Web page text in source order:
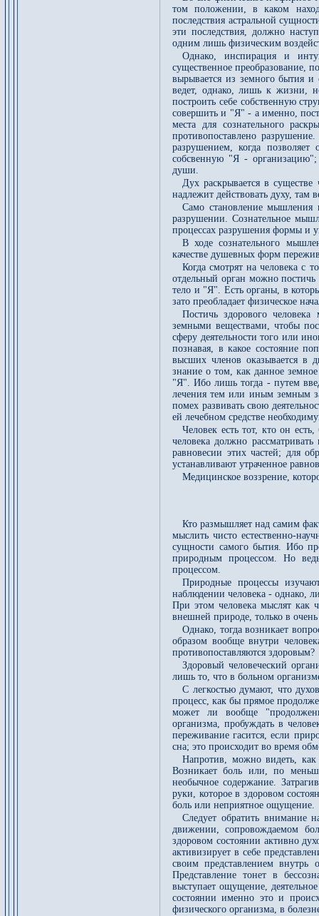
том положении, в каком
последствия астральной
эти последствия, должно
одним лишь физическим
Однако, инспирация и
существенное преобразование,
вырывается из земного бытия и
ведет, однако, лишь к жизни,
построить себе собственную
совершить и "Я" - а именно,
места для сознательного
противопоставлено
разрушением, когда
собсвенную "Я - организацию";
души.
Дух раскрывается в
надлежит действовать духу, там
Само становление мышления
разрушении. Сознательное
процессах разрушения формы и
В ходе сознательного
качестве душевных форм
Когда смотрят на человека с
отдельный орган можно постичь
тело и "Я". Есть органы, в
зато преобладает физическое
Постичь здорового
земными веществами, чтобы
сферу деятельности того или
познавая, в какое состояние
высших членов оказывается в
знание о том, как данное
"Я". Ибо лишь тогда - путем
лечения тем или иным земным
помех развивать свою
ей лечебном средстве
Человек есть тот, кто он
человека должно
равновесии этих частей; для
устанавливают утраченное
Медицинское воззрение,
Кто размышляет над самим
мыслить чисто естественно-
сущности самого бытия. Ибо
природным процессом. Но
процессом.
Природные процессы
наблюдении человека - однако,
При этом человека мыслят как
внешней природе, только в
Однако, тогда возникает
образом вообще внутри
противопоставляются здоровым?
Здоровый человеческий
лишь то, что в больном
С легкостью думают, что
процесс, как бы прямое
может ли вообще
организма, пробуждать в
переживание гасится, если
сна; это происходит во время
Напротив, можно видеть, как
Возникает боль или, по
необычное содержание.
руки, которое в здоровом
боль или неприятное ощущение.
Следует обратить внимание
движении, сопровождаемом
здоровом состоянии активно
активизирует в себе
своим представлением
Представление тонет в
выступает ощущение,
состоянии именно это и
физического организма, в